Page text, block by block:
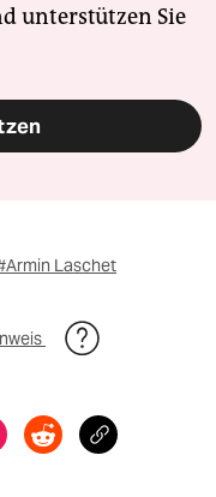
unterstützen Sie
Laschet